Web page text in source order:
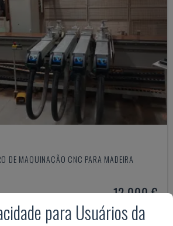
DE MAQUINAÇÃO CNC PARA MADEIRA
12.000 €
para Usuários da